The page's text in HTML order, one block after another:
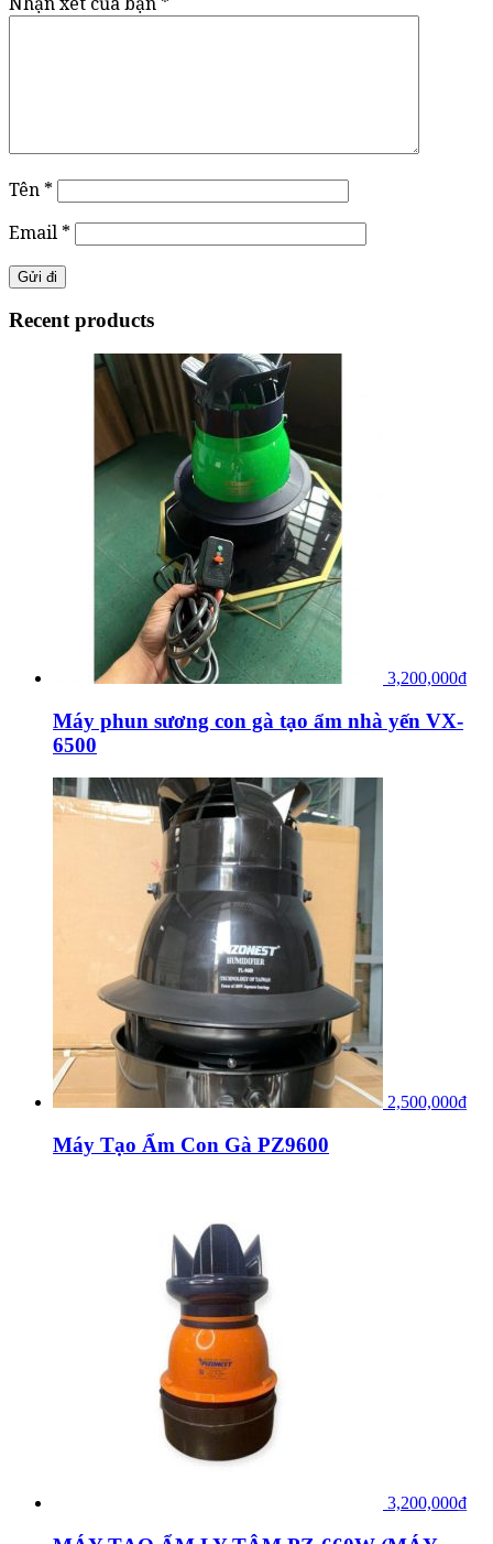
Tên *
Email *
Recent products
3,200,000₫
Máy phun sương con gà tạo ẩm nhà yến VX-
6500
2,500,000₫
Máy Tạo Ẩm Con Gà PZ9600
3,200,000₫